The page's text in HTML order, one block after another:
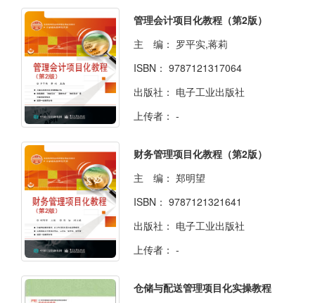
管理会计项目化教程（第2版）
主 编： 罗平实,蒋莉
ISBN： 9787121317064
出版社： 电子工业出版社
上传者： -
财务管理项目化教程（第2版）
主 编： 郑明望
ISBN： 9787121321641
出版社： 电子工业出版社
上传者： -
仓储与配送管理项目化实操教程